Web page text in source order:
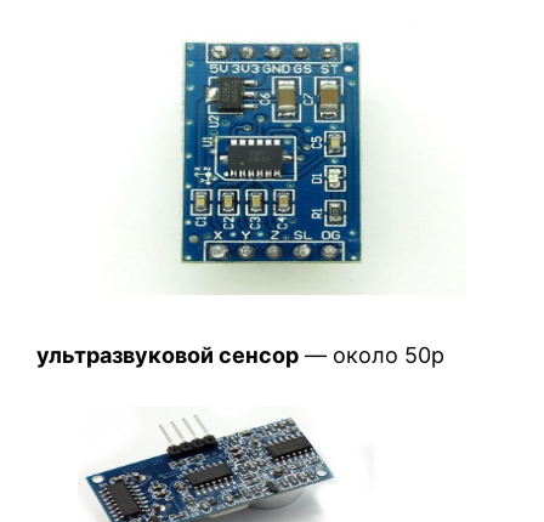
ультразвуковой сенсор — около 50р